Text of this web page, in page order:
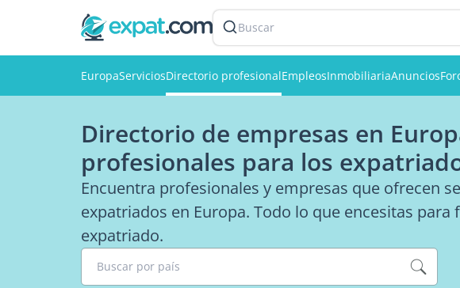
Buscar
EuropaServiciosDirectorio profesionalEmpleosInmobiliariaAnuncios
Directorio de empresas en
profesionales para los
Encuentra profesionales y empresas que ofrecen
expatriados en Europa. Todo lo que encesitas
expatriado.
Buscar por país